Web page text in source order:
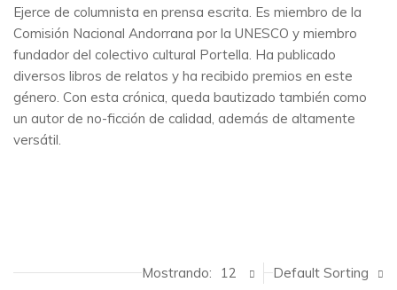
Ejerce de columnista en prensa escrita. Es miembro de la
Comisión Nacional Andorrana por la UNESCO y miembro
fundador del colectivo cultural Portella. Ha publicado
diversos libros de relatos y ha recibido premios en este
género. Con esta crónica, queda bautizado también como
un autor de no-ficción de calidad, además de altamente
versátil.
Default Sorting
Mostrando: 12